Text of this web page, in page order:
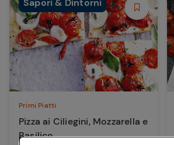
Sapori & Dintorni
Primi Piatti
Pizza ai Ciliegini, Mozzarella e
Basilico